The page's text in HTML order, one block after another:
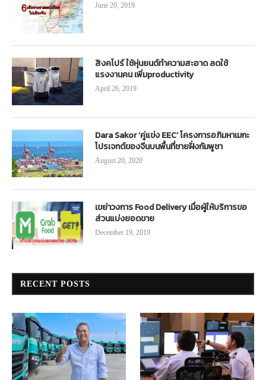
June 20, 2019
สิงคโปร์ ใช้หุ่นยนต์ทำความสะอาด ลดใช้
แรงงานคน เพิ่มproductivity
April 26, 2019
Dara Sakor ‘คู่แข่ง EEC’ โครงการอภิมหาเมกะ
โปรเจกต์ของจีนบนพื้นที่ชายฝั่งกัมพูชา
August 20, 2020
เขย่าวงการ Food Delivery เมื่อผู้ให้บริการขอ
ส่วนแบ่งยอดขาย
December 19, 2019
RECENT POSTS